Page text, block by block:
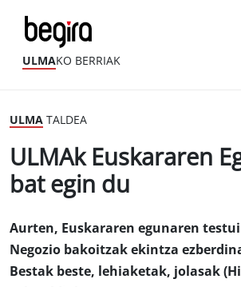
ULMAKO BERRIAK
ULMA TALDEA
ULMAk Euskararen
bat egin du
Aurten, Euskararen egunaren
Negozio bakoitzak ekintza
Bestak beste, lehiaketak, jolasak